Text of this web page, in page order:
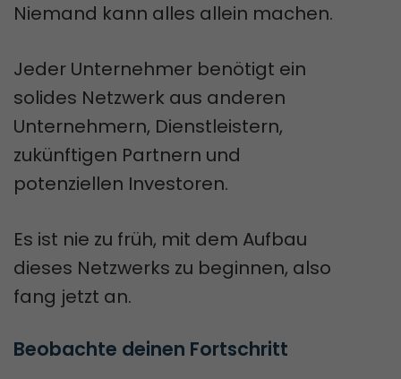
Niemand kann alles allein machen.
Jeder Unternehmer benötigt ein
solides Netzwerk aus anderen
Unternehmern, Dienstleistern,
zukünftigen Partnern und
potenziellen Investoren.
Es ist nie zu früh, mit dem Aufbau
dieses Netzwerks zu beginnen, also
fang jetzt an.
Beobachte deinen Fortschritt